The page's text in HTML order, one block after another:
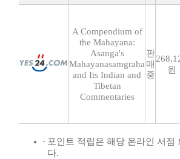
A Compendium of
the Mahayana:
Asanga's
Mahayanasamgraha
and Its Indian and
Tibetan
Commentaries
판
매
중
원
포인트 적립은 해당 온라인 서점
다.